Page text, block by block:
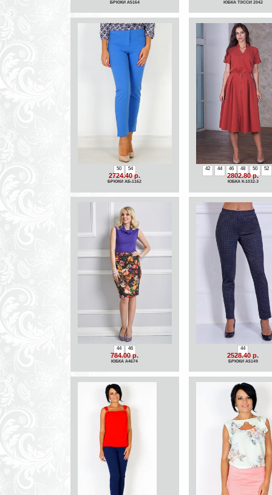
БРЮКИ A5164 ЮБКА ТЭССИ 2042
50 54
2724.40 р.
БРЮКИ АБ-1162
42 44 46 48 50 52
2802.80 р.
ЮБКА К-1032-3
44 46
784.00 р.
ЮБКА A4674
44
2528.40 р.
БРЮКИ A5149